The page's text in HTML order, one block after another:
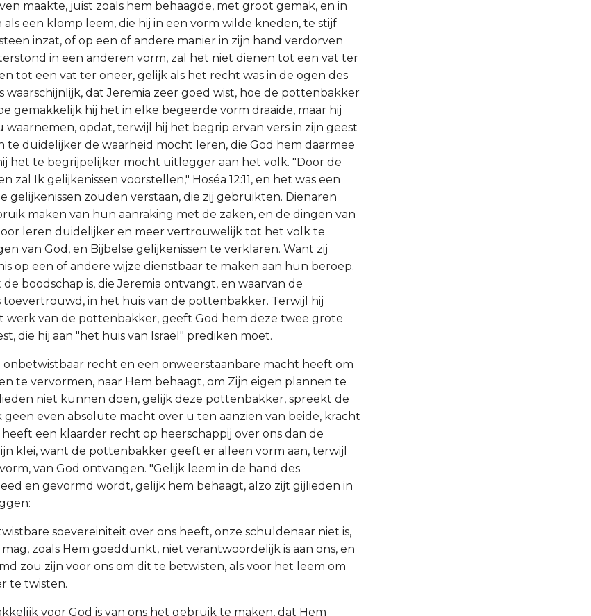
maakte, juist zoals hem behaagde, met groot gemak, en in
als een klomp leem, die hij in een vorm wilde kneden, te stijf
inzat, of op een of andere manier in zijn hand verdorven
in een anderen vorm, zal het niet dienen tot een vat ter
tot een vat ter oneer, gelijk als het recht was in de ogen des
waarschijnlijk, dat Jeremia zeer goed wist, hoe de pottenbakker
gemakkelijk hij het in elke begeerde vorm draaide, maar hij
waarnemen, opdat, terwijl hij het begrip ervan vers in zijn geest
te duidelijker de waarheid mocht leren, die God hem daarmee
het te begrijpelijker mocht uitlegger aan het volk. "Door de
zal Ik gelijkenissen voorstellen," Hoséa 12:11, en het was een
gelijkenissen zouden verstaan, die zij gebruikten. Dienaren
maken van hun aanraking met de zaken, en de dingen van
leren duidelijker en meer vertrouwelijk tot het volk te
van God, en Bijbelse gelijkenissen te verklaren. Want zij
op een of andere wijze dienstbaar te maken aan hun beroep.
de boodschap is, die Jeremia ontvangt, en waarvan de
in het huis van de pottenbakker. Terwijl hij
werk van de pottenbakker, geeft God hem deze twee grote
die hij aan "het huis van Israël" prediken moet.
onbetwistbaar recht en een onweerstaanbare macht heeft om
te vervormen, naar Hem behaagt, om Zijn eigen plannen te
niet kunnen doen, gelijk deze pottenbakker, spreekt de
geen even absolute macht over u ten aanzien van beide, kracht
een klaarder recht op heerschappij over ons dan de
klei, want de pottenbakker geeft er alleen vorm aan, terwijl
van God ontvangen. "Gelijk leem in de hand des
en gevormd wordt, gelijk hem behaagt, alzo zijt gijlieden in
soevereiniteit over ons heeft, onze schuldenaar niet is,
zoals Hem goeddunkt, niet verantwoordelijk is aan ons, en
zou zijn voor ons om dit te betwisten, als voor het leem om
te twisten.
voor God is van ons het gebruik te maken, dat Hem